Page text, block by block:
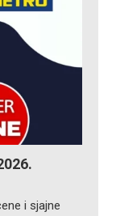
i sjajne